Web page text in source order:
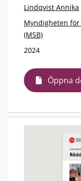
Lindqvist Annika
Myndigheten
(MSB)
2024
Öppna